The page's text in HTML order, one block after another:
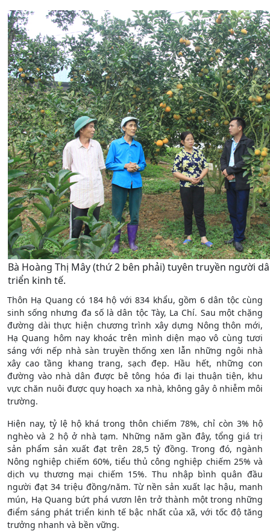
Bà Hoàng Thị Mây (thứ 2 bên phải) tuyên truyền người
triển kinh tế.
Thôn Hạ Quang có 184 hộ với 834 khẩu, gồm 6 dân tộc cùng
sinh sống nhưng đa số là dân tộc Tày, La Chí. Sau một chặng
đường dài thực hiện chương trình xây dựng Nông thôn mới,
Hạ Quang hôm nay khoác trên mình diện mạo vô cùng tươi
sáng với nếp nhà sàn truyền thống xen lẫn những ngôi nhà
xây cao tầng khang trang, sạch đẹp. Hầu hết, những con
đường vào nhà dân được bê tông hóa đi lại thuận tiện, khu
vực chăn nuôi được quy hoạch xa nhà, không gây ô nhiễm môi
trường.
Hiện nay, tỷ lệ hộ khá trong thôn chiếm 78%, chỉ còn 3% hộ
nghèo và 2 hộ ở nhà tạm. Những năm gần đây, tổng giá trị
sản phẩm sản xuất đạt trên 28,5 tỷ đồng. Trong đó, ngành
Nông nghiệp chiếm 60%, tiểu thủ công nghiệp chiếm 25% và
dịch vụ thương mại chiếm 15%. Thu nhập bình quân đầu
người đạt 34 triệu đồng/năm. Từ nền sản xuất lạc hậu, manh
mún, Hạ Quang bứt phá vươn lên trở thành một trong những
điểm sáng phát triển kinh tế bậc nhất của xã, với tốc độ tăng
trưởng nhanh và bền vững.